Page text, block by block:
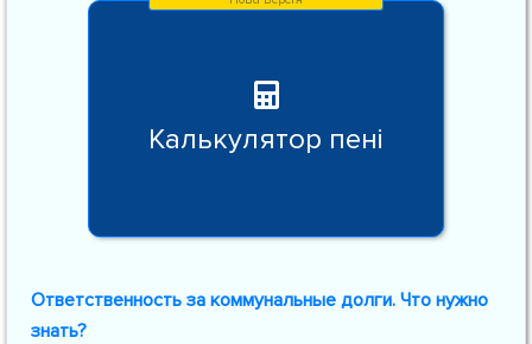
Калькулятор пені
Ответственность за коммунальные долги. Что нужно
знать?